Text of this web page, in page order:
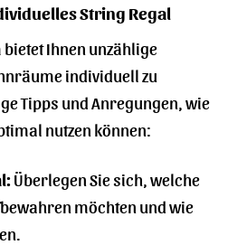
String Regal
Ihnen unzählige
individuell zu
Tipps und Anregungen, wie
nutzen können:
Überlegen Sie sich, welche
möchten und wie